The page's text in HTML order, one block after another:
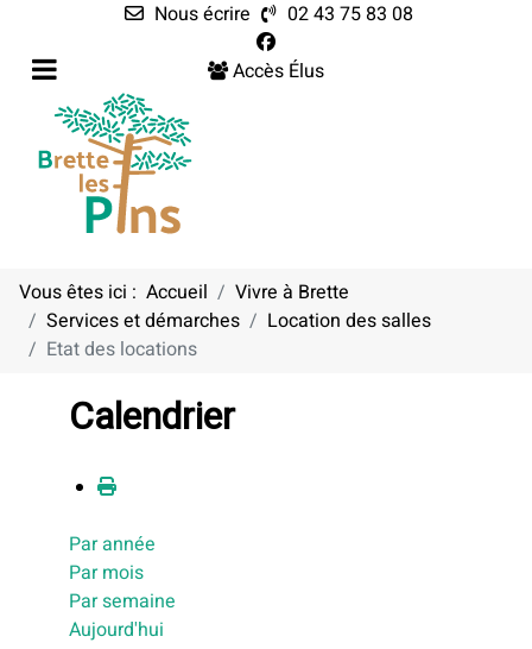
Nous écrire
02 43 75 83 08
Accès Élus
Vous êtes ici : Accueil
Vivre à Brette
Services et démarches
Location des salles
Etat des locations
Calendrier
Par année
Par mois
Par semaine
Aujourd'hui